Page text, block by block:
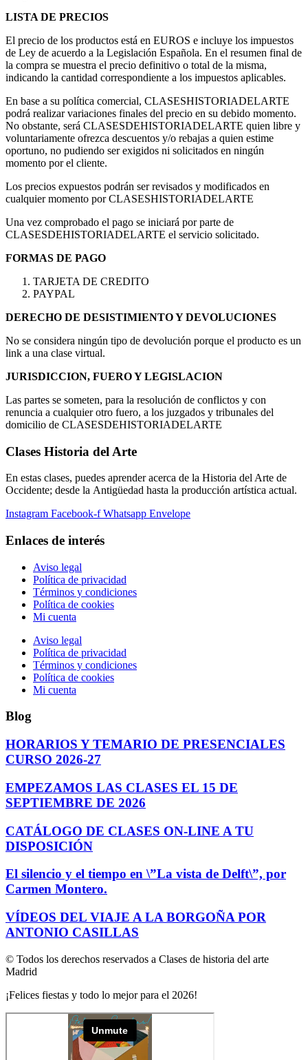
LISTA DE PRECIOS
El precio de los productos está en EUROS e incluye los impuestos
de Ley de acuerdo a la Legislación Española. En el resumen final de
la compra se muestra el precio definitivo o total de la misma,
indicando la cantidad correspondiente a los impuestos aplicables.
En base a su política comercial, CLASESHISTORIADELARTE
podrá realizar variaciones finales del precio en su debido momento.
No obstante, será CLASESDEHISTORIADELARTE quien libre y
voluntariamente ofrezca descuentos y/o rebajas a quien estime
oportuno, no pudiendo ser exigidos ni solicitados en ningún
momento por el cliente.
Los precios expuestos podrán ser revisados y modificados en
cualquier momento por CLASESHISTORIADELARTE
Una vez comprobado el pago se iniciará por parte de
CLASESDEHISTORIADELARTE el servicio solicitado.
FORMAS DE PAGO
TARJETA DE CREDITO
PAYPAL
DERECHO DE DESISTIMIENTO Y DEVOLUCIONES
No se considera ningún tipo de devolución porque el producto es un
link a una clase virtual.
JURISDICCION, FUERO Y LEGISLACION
Las partes se someten, para la resolución de conflictos y con
renuncia a cualquier otro fuero, a los juzgados y tribunales del
domicilio de CLASESDEHISTORIADELARTE
Clases Historia del Arte
En estas clases, puedes aprender acerca de la Historia del Arte de
Occidente; desde la Antigüedad hasta la producción artística actual.
Instagram Facebook-f Whatsapp Envelope
Enlaces de interés
Aviso legal
Política de privacidad
Términos y condiciones
Política de cookies
Mi cuenta
Aviso legal
Política de privacidad
Términos y condiciones
Política de cookies
Mi cuenta
Blog
HORARIOS Y TEMARIO DE PRESENCIALES
CURSO 2026-27
EMPEZAMOS LAS CLASES EL 15 DE
SEPTIEMBRE DE 2026
CATÁLOGO DE CLASES ON-LINE A TU
DISPOSICIÓN
El silencio y el tiempo en \”La vista de Delft\”, por
Carmen Montero.
VÍDEOS DEL VIAJE A LA BORGOÑA POR
ANTONIO CASILLAS
© Todos los derechos reservados a Clases de historia del arte
Madrid
¡Felices fiestas y todo lo mejor para el 2026!